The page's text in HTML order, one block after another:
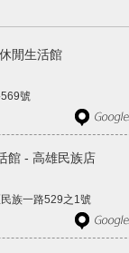
閒生活館
號
館 - 高雄民族店
族一路529之1號